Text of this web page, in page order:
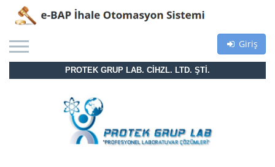
Giriş
PROTEK GRUP LAB. CİHZL. LTD. ŞTİ.